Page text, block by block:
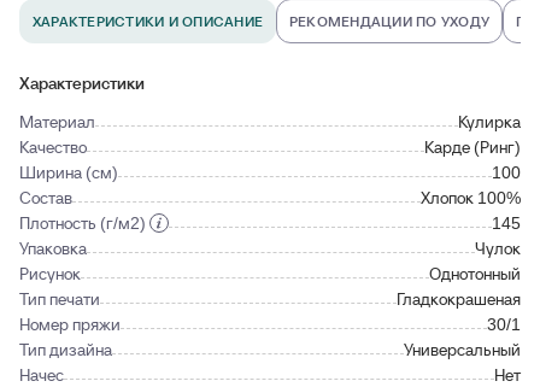
ХАРАКТЕРИСТИКИ И ОПИСАНИЕ РЕКОМЕНДАЦИИ ПО УХОДУ
Характеристики
Материал
Кулирка
Качество
Карде (Ринг)
Ширина (см)
100
Состав
Хлопок 100%
Плотность (г/м2)
145
Упаковка
Чулок
Рисунок
Однотонный
Тип печати
Гладкокрашеная
Номер пряжи
30/1
Тип дизайна
Универсальный
Начес
Нет